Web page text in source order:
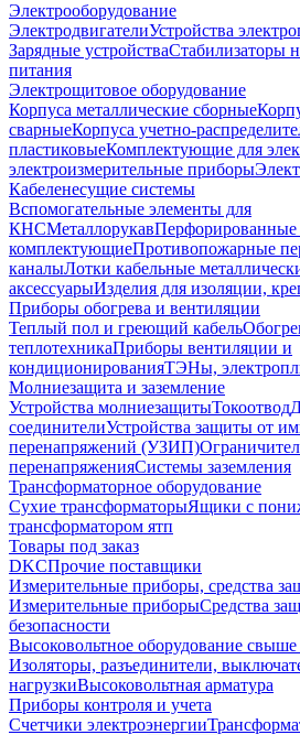
Электрооборудование
ЭлектродвигателиУстройства
Зарядные устройстваСтабилизаторы
питания
Электрощитовое оборудование
Корпуса металлические сборные
сварныеКорпуса учетно-
пластиковыеКомплектующие для
электроизмерительные приборы
Кабеленесущие системы
Вспомогательные элементы для
КНСМеталлорукавПерфорированные
комплектующиеПротивопожарные
каналыЛотки кабельные
аксессуарыИзделия для изоляции,
Приборы обогрева и вентиляции
Теплый пол и греющий кабель
теплотехникаПриборы вентиляции и
кондиционированияТЭНы,
Молниезащита и заземление
Устройства молниезащитыТокоотвод
соединителиУстройства защиты от
перенапряжений (УЗИП)
перенапряженияСистемы заземления
Трансформаторное оборудование
Сухие трансформаторыЯщики с
трансформатором ятп
Товары под заказ
DKCПрочие поставщики
Измерительные приборы, средства
Измерительные приборыСредства
безопасности
Высоковольтное оборудование
Изоляторы, разъединители,
нагрузкиВысоковольтная арматура
Приборы контроля и учета
Счетчики электроэнергии